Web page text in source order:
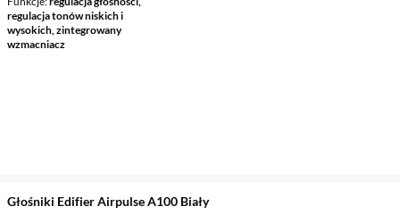
regulacja tonów niskich i
wysokich, zintegrowany
wzmacniacz
Głośniki Edifier Airpulse A100 Biały